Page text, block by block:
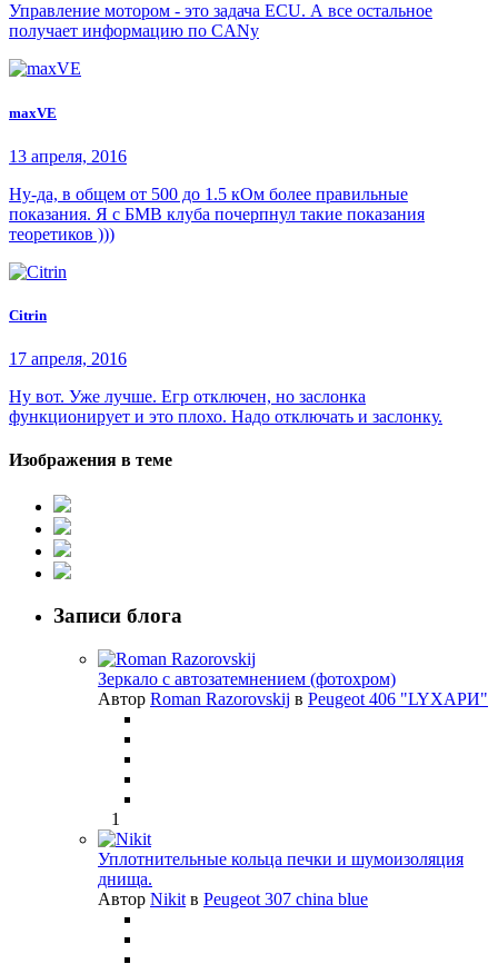
Управление мотором - это задача ECU. А все остальное
получает информацию по CANу
maxVE
13 апреля, 2016
Ну-да, в общем от 500 до 1.5 кОм более правильные
показания. Я с БМВ клуба почерпнул такие показания
теоретиков )))
Citrin
17 апреля, 2016
Ну вот. Уже лучше. Егр отключен, но заслонка
функционирует и это плохо. Надо отключать и заслонку.
Изображения в теме
Записи блога
Зеркало с автозатемнением (фотохром)
Автор Roman Razorovskij в Peugeot 406 "LYХАРИ"
1
Уплотнительные кольца печки и шумоизоляция
днища.
Автор Nikit в Peugeot 307 china blue